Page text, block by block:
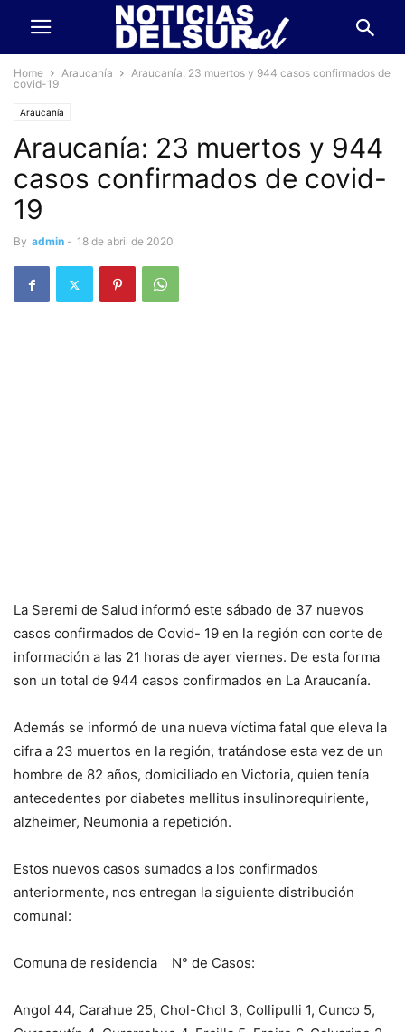
Home Araucanía
Araucanía: 23 muertos y 944 casos confirmados de
covid-19
Araucanía
Araucanía: 23 muertos y 944
casos confirmados de covid-
19
By admin - 18 de abril de 2020
La Seremi de Salud informó este sábado de 37 nuevos
casos confirmados de Covid- 19 en la región con corte de
información a las 21 horas de ayer viernes. De esta forma
son un total de 944 casos confirmados en La Araucanía.
Además se informó de una nueva víctima fatal que eleva la
cifra a 23 muertos en la región, tratándose esta vez de un
hombre de 82 años, domiciliado en Victoria, quien tenía
antecedentes por diabetes mellitus insulinorequiriente,
alzheimer, Neumonia a repetición.
Estos nuevos casos sumados a los confirmados
anteriormente, nos entregan la siguiente distribución
comunal:
Comuna de residencia N° de Casos:
Angol 44, Carahue 25, Chol-Chol 3, Collipulli 1, Cunco 5,